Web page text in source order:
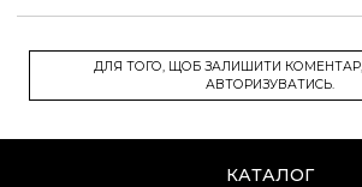
ДЛЯ ТОГО, ЩОБ ЗАЛИШИТИ
АВТОРИЗУВАТИСЬ.
КАТАЛОГ